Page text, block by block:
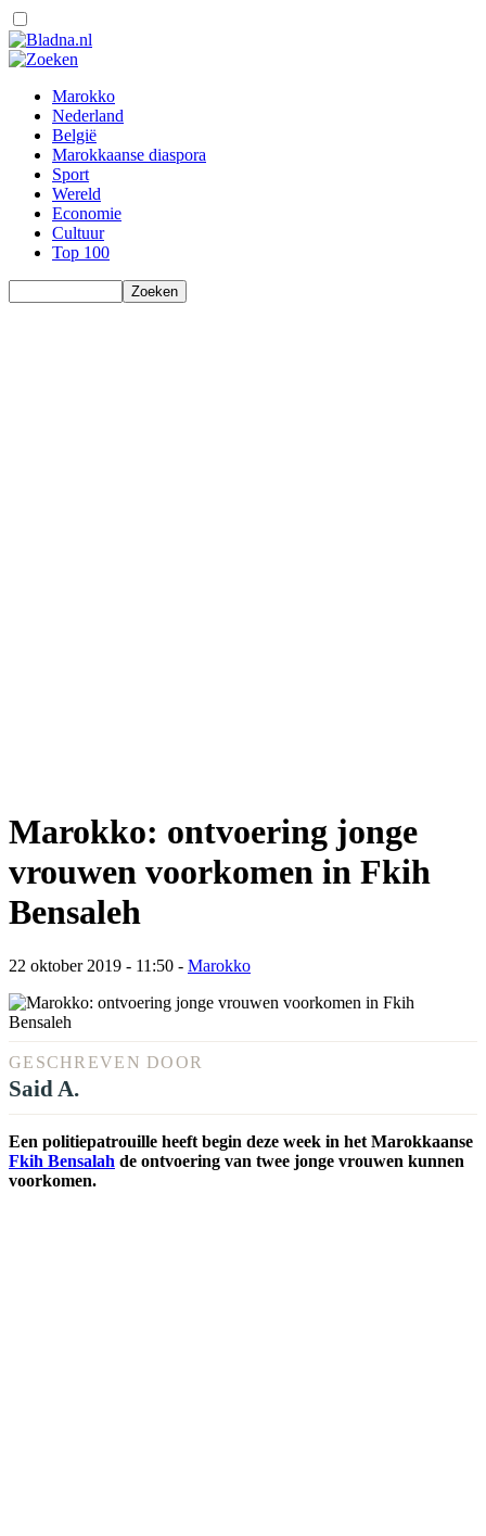
Marokko
Nederland
België
Marokkaanse diaspora
Sport
Wereld
Economie
Cultuur
Top 100
Marokko: ontvoering jonge
vrouwen voorkomen in Fkih
Bensaleh
22 oktober 2019 - 11:50 - Marokko
GESCHREVEN DOOR
Said A.
Een politiepatrouille heeft begin deze week in het Marokkaanse
Fkih Bensalah de ontvoering van twee jonge vrouwen kunnen
voorkomen.